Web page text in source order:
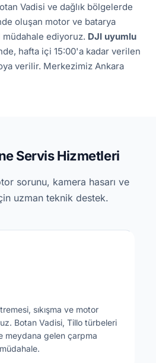
Vadisi ve dağlık bölgelerde
oluşan motor ve batarya
ediyoruz. DJI uyumlu
hafta içi 15:00'a kadar verilen
verilir. Merkezimiz Ankara
Servis Hizmetleri
sorunu, kamera hasarı ve
uzman teknik destek.
sıkışma ve motor
Botan Vadisi, Tillo türbeleri
meydana gelen çarpma